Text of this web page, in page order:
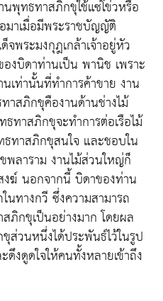
พุทธทาสภิกขุใช้แซ่โข่วหรือ
มาเมื่อมีพระราชบัญญัติ
พระมงกุฎเกล้าเจ้าอยู่หัว
งบิดาท่านเป็น พานิช เพราะ
เท่านั้นที่ทำการค้าขาย งาน
าสภิกขุคืองานด้านช่างไม้
ทาสภิกขุจะทำการต่อเรือไม้
ทาสภิกขุสนใจ และชอบใน
ลาราม งานไม้ส่วนใหญ่ก็
งฆ์ นอกจากนี้ บิดาของท่าน
ทางกวี ซึ่งความสามารถ
กขุเป็นอย่างมาก โดยผล
ส่วนหนึ่งได้ประพันธ์ไว้ในรูป
ดึงดูดใจให้คนทั้งหลายเข้าถึง